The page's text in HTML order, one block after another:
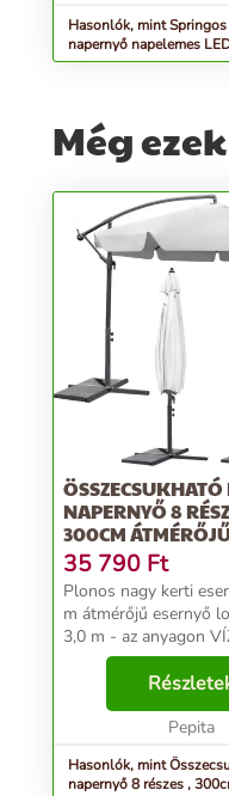
Hasonlók, mint
napernyő napelemes
300 cm - szürke
Még
NAPERNYŐ 8
300CM
- PLONOS
35 790 Ft
Plonos nagy kerti esernyő
m átmérőjű esernyő
3,0 m - az anyagon
sűrű szövésű anyag:
200 g / m2 ROBUST -
szegmens (az esernyő
szegmensből áll, am...
Pepita
Hasonlók, mint
napernyő 8 részes ,